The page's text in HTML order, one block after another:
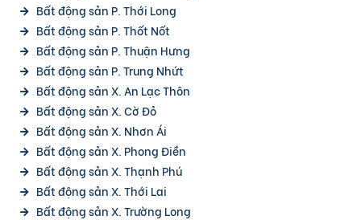
Bất động sản P. Thới Long
Bất động sản P. Thốt Nốt
Bất động sản P. Thuận Hưng
Bất động sản P. Trung Nhứt
Bất động sản X. An Lạc Thôn
Bất động sản X. Cờ Đỏ
Bất động sản X. Nhơn Ái
Bất động sản X. Phong Điền
Bất động sản X. Thạnh Phú
Bất động sản X. Thới Lai
Bất động sản X. Trường Long